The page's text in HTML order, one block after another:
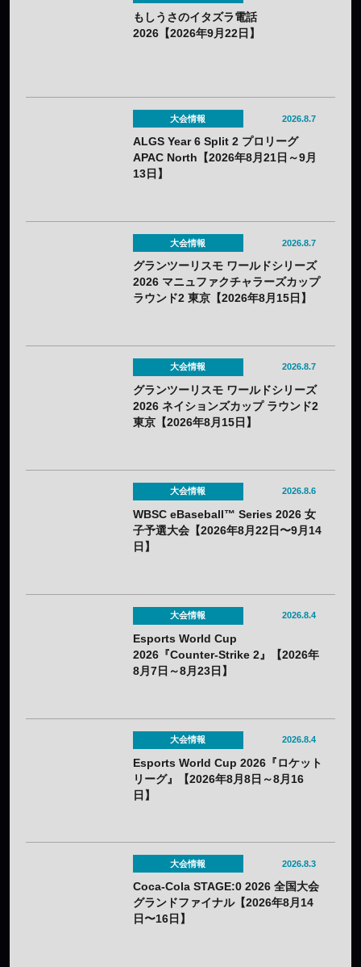
もしうさのイタズラ電話
2026【2026年9月22日】
大会情報 2026.8.7
ALGS Year 6 Split 2 プロリーグ
APAC North【2026年8月21日～9月
13日】
大会情報 2026.8.7
グランツーリスモ ワールドシリーズ
2026 マニュファクチャラーズカップ
ラウンド2 東京【2026年8月15日】
大会情報 2026.8.7
グランツーリスモ ワールドシリーズ
2026 ネイションズカップ ラウンド2
東京【2026年8月15日】
大会情報 2026.8.6
WBSC eBaseball™ Series 2026 女
子予選大会【2026年8月22日〜9月14
日】
大会情報 2026.8.4
Esports World Cup
2026『Counter-Strike 2』【2026年
8月7日～8月23日】
大会情報 2026.8.4
Esports World Cup 2026『ロケット
リーグ』【2026年8月8日～8月16
日】
大会情報 2026.8.3
Coca-Cola STAGE:0 2026 全国大会
グランドファイナル【2026年8月14
日〜16日】